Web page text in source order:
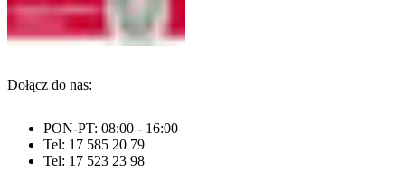
Dołącz do nas:
PON-PT: 08:00 - 16:00
Tel: 17 585 20 79
Tel: 17 523 23 98